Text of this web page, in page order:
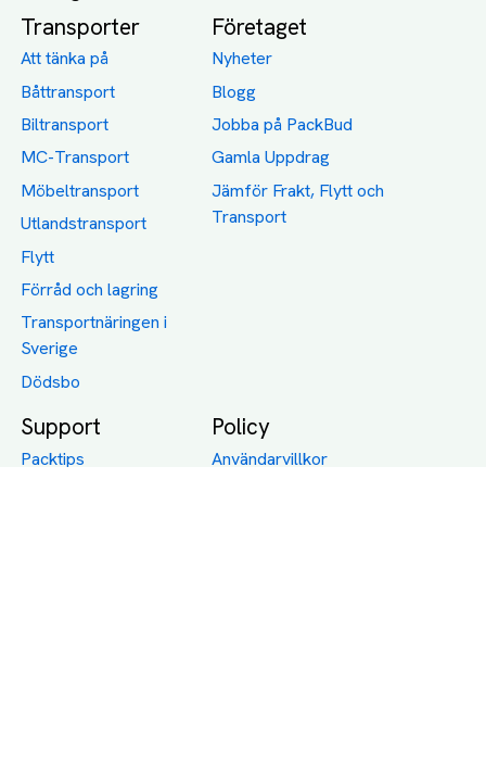
Transporter
Att tänka på
Båttransport
Biltransport
MC-Transport
Möbeltransport
Utlandstransport
Flytt
Förråd och lagring
Transportnäringen i
Sverige
Dödsbo
Företaget
Nyheter
Blogg
Jobba på PackBud
Gamla Uppdrag
Jämför Frakt, Flytt och
Transport
Support
Packtips
Policy
Användarvillkor